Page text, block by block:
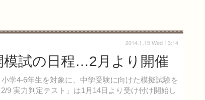
模試の日程…2月より開催
学4-6年生を対象に、中学受験に向けた模擬試験を
9 実力判定テスト」は1月14日より受け付け開始し
2014.1.15 Wed 13:14